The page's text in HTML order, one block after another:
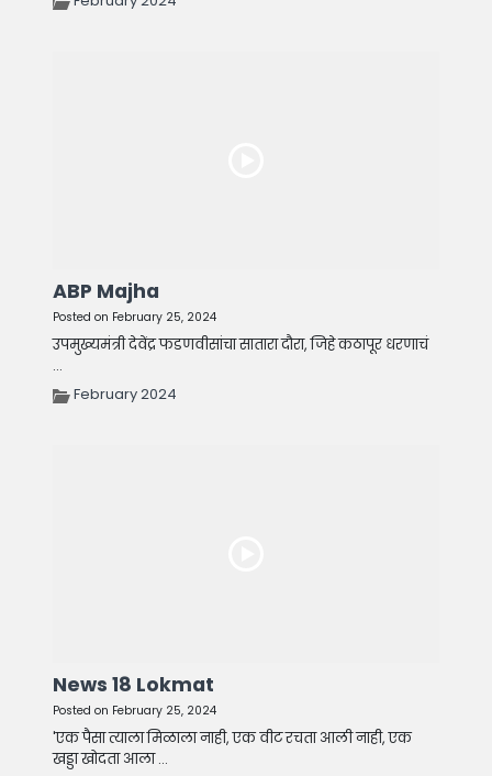
ABP Majha
Posted on February 25, 2024
उपमुख्यमंत्री देवेंद्र फडणवीसांचा सातारा दौरा, जिहे कठापूर धरणाचं
...
February 2024
News 18 Lokmat
Posted on February 25, 2024
'एक पैसा त्याला मिळाला नाही, एक वीट रचता आली नाही, एक
खड्डा खोदता आला ...